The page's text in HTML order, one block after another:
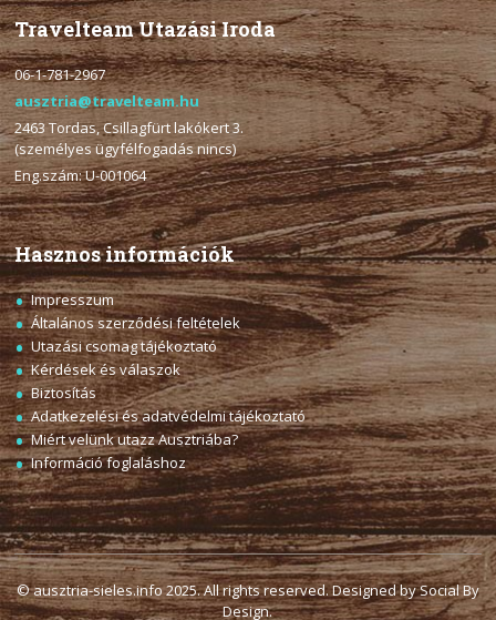
Travelteam Utazási Iroda
06-1-781-2967
ausztria@travelteam.hu
2463 Tordas, Csillagfürt lakókert 3.
(személyes ügyfélfogadás nincs)
Eng.szám: U-001064
Hasznos információk
Impresszum
Általános szerződési feltételek
Utazási csomag tájékoztató
Kérdések és válaszok
Biztosítás
Adatkezelési és adatvédelmi tájékoztató
Miért velünk utazz Ausztriába?
Információ foglaláshoz
© ausztria-sieles.info 2025. All rights reserved. Designed by Social By
Design.